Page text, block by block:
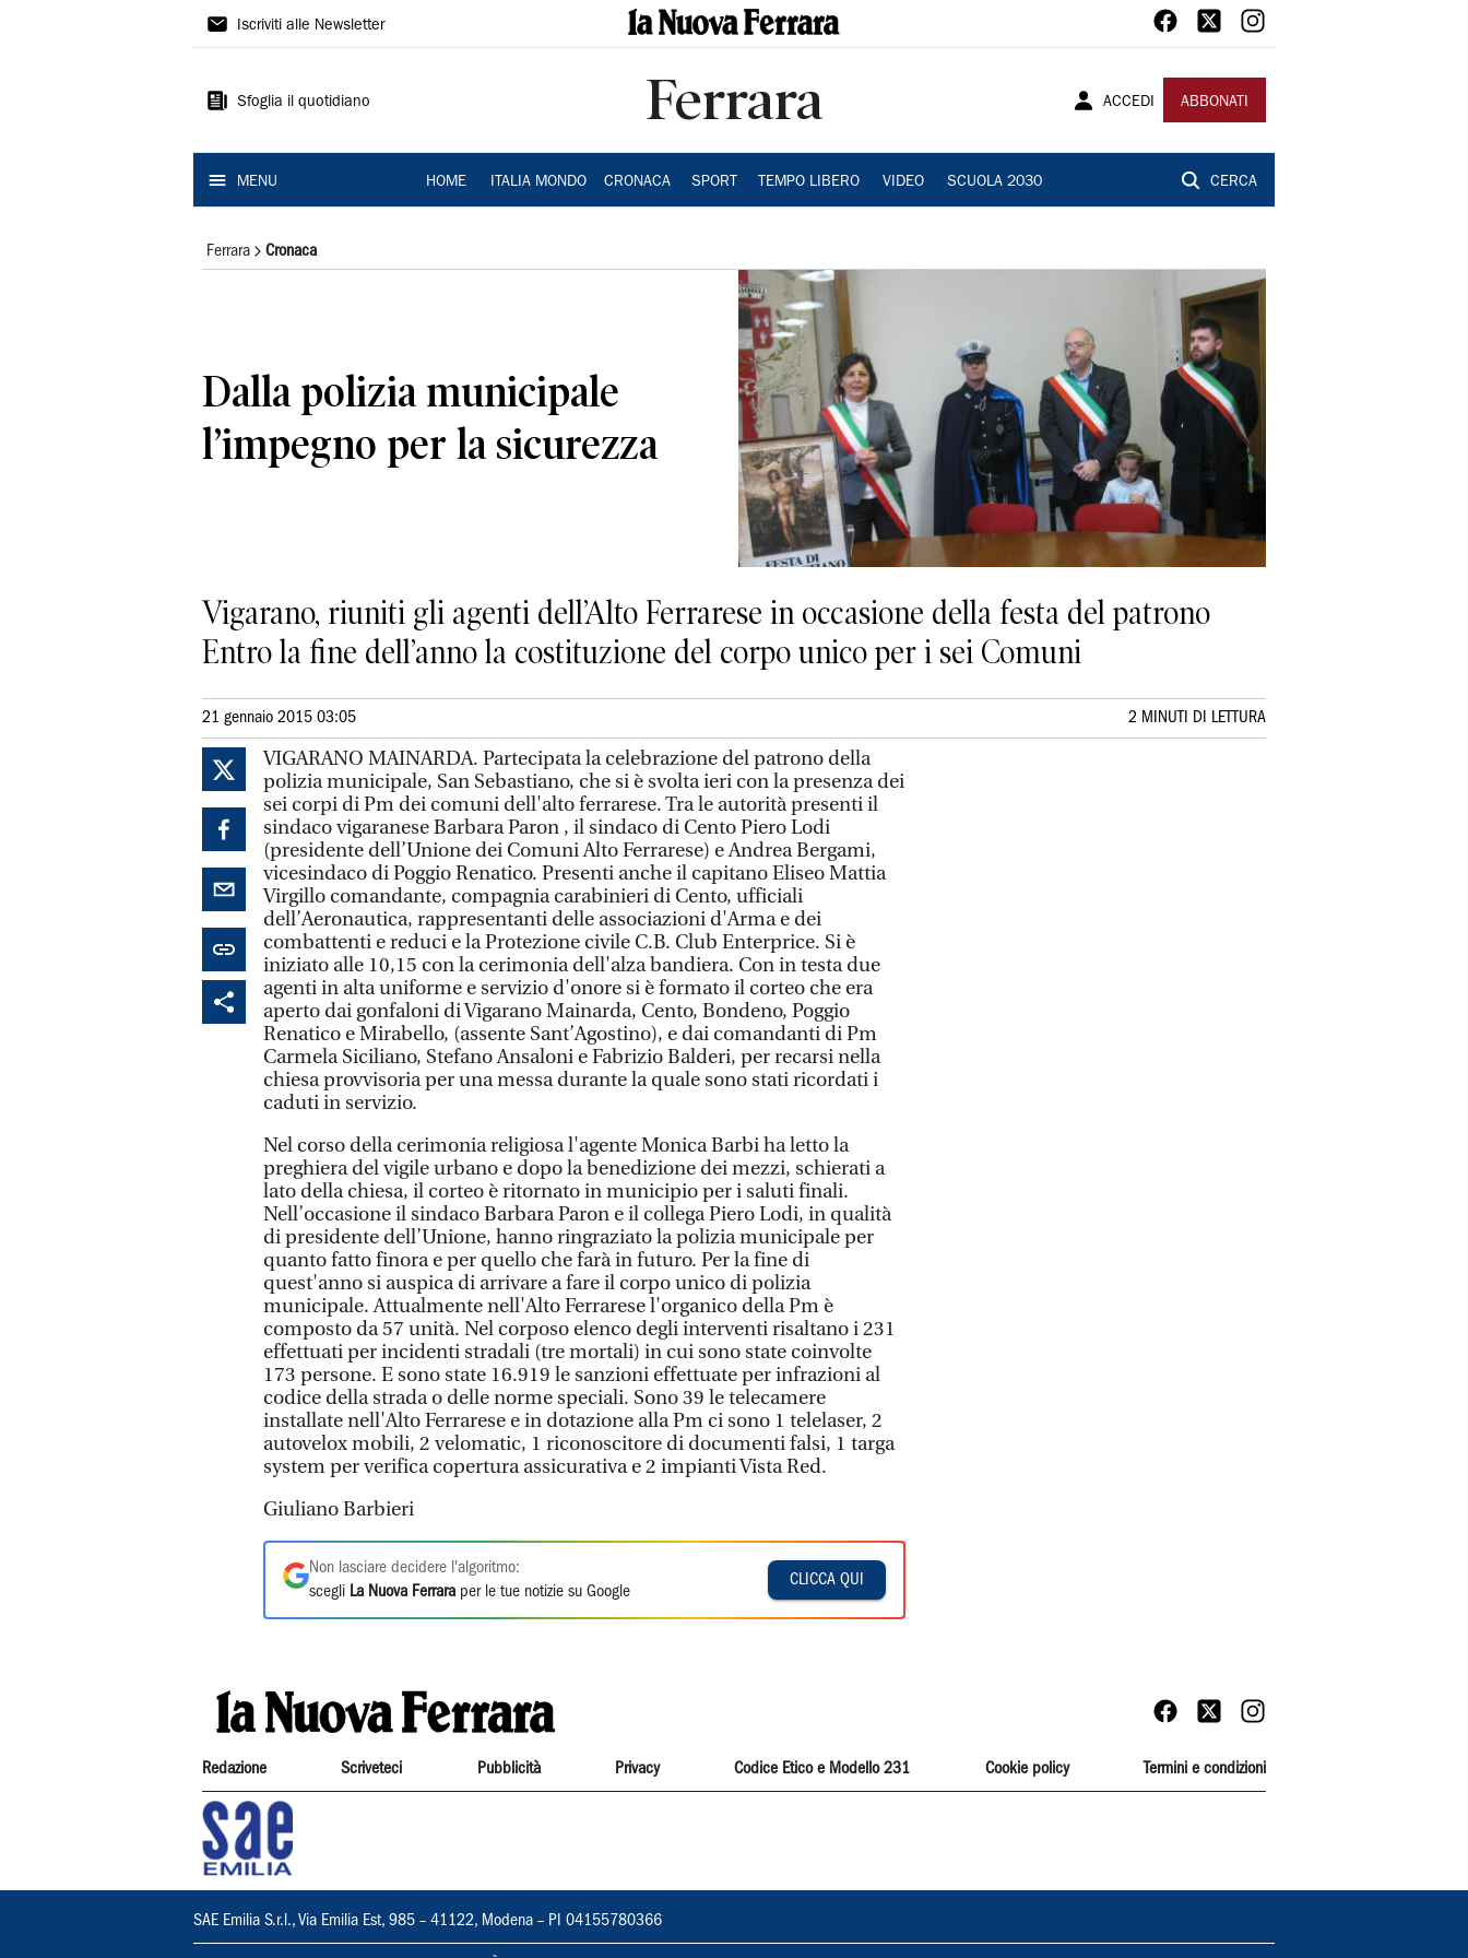
La
Ferrara
Iscriviti alle Newsletter
Sfoglia il quotidiano Ferrara ACCEDI ABBONATI
MENU HOME ITALIA MONDO CRONACA SPORT TEMPO LIBERO VIDEO SCUOLA 2030 CERCA
Ferrara Cronaca
Dalla polizia municipale
l’impegno per la sicurezza
Vigarano, riuniti gli agenti dell’Alto Ferrarese in occasione della festa del patrono
Entro la fine dell’anno la costituzione del corpo unico per i sei Comuni
21 gennaio 2015 03:05 2 MINUTI DI LETTURA
VIGARANO MAINARDA. Partecipata la celebrazione del patrono della
polizia municipale, San Sebastiano, che si è svolta ieri con la presenza dei
sei corpi di Pm dei comuni dell'alto ferrarese. Tra le autorità presenti il
sindaco vigaranese Barbara Paron , il sindaco di Cento Piero Lodi
(presidente dell’Unione dei Comuni Alto Ferrarese) e Andrea Bergami,
vicesindaco di Poggio Renatico. Presenti anche il capitano Eliseo Mattia
Virgillo comandante, compagnia carabinieri di Cento, ufficiali
dell’Aeronautica, rappresentanti delle associazioni d'Arma e dei
combattenti e reduci e la Protezione civile C.B. Club Enterprice. Si è
iniziato alle 10,15 con la cerimonia dell'alza bandiera. Con in testa due
agenti in alta uniforme e servizio d'onore si è formato il corteo che era
aperto dai gonfaloni di Vigarano Mainarda, Cento, Bondeno, Poggio
Renatico e Mirabello, (assente Sant’Agostino), e dai comandanti di Pm
Carmela Siciliano, Stefano Ansaloni e Fabrizio Balderi, per recarsi nella
chiesa provvisoria per una messa durante la quale sono stati ricordati i
caduti in servizio.
Nel corso della cerimonia religiosa l'agente Monica Barbi ha letto la
preghiera del vigile urbano e dopo la benedizione dei mezzi, schierati a
lato della chiesa, il corteo è ritornato in municipio per i saluti finali.
Nell’occasione il sindaco Barbara Paron e il collega Piero Lodi, in qualità
di presidente dell’Unione, hanno ringraziato la polizia municipale per
quanto fatto finora e per quello che farà in futuro. Per la fine di
quest'anno si auspica di arrivare a fare il corpo unico di polizia
municipale. Attualmente nell'Alto Ferrarese l'organico della Pm è
composto da 57 unità. Nel corposo elenco degli interventi risaltano i 231
effettuati per incidenti stradali (tre mortali) in cui sono state coinvolte
173 persone. E sono state 16.919 le sanzioni effettuate per infrazioni al
codice della strada o delle norme speciali. Sono 39 le telecamere
installate nell'Alto Ferrarese e in dotazione alla Pm ci sono 1 telelaser, 2
autovelox mobili, 2 velomatic, 1 riconoscitore di documenti falsi, 1 targa
system per verifica copertura assicurativa e 2 impianti Vista Red.
Giuliano Barbieri
Non lasciare decidere l'algoritmo:
scegli La Nuova Ferrara per le tue notizie su Google
CLICCA QUI
Redazione Scriveteci Pubblicità Privacy Codice Etico e Modello 231 Cookie policy Termini e condizioni
SAE Emilia S.r.l., Via Emilia Est, 985 – 41122, Modena – PI 04155780366